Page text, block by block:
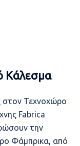
Κάλεσμα
στον Τεχνοχώρο
Fabrica
την
Φάμπρικα, από